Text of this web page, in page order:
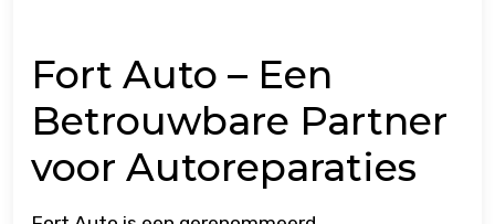
Fort Auto – Een
Betrouwbare Partner
voor Autoreparaties